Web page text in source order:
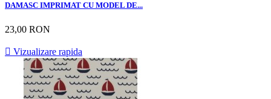
DAMASC IMPRIMAT CU MODEL DE...
23,00 RON
 Vizualizare rapida